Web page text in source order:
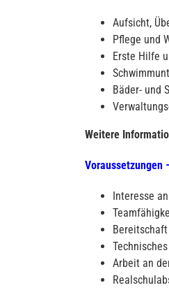
Aufsicht,
Pflege und
Erste Hilfe
Bäder- und
Weitere
Voraussetzungen
Interesse
Arbeit an